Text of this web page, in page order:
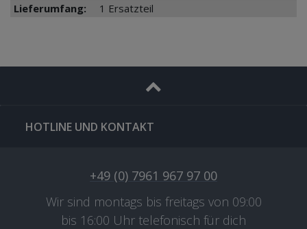
Lieferumfang:
1 Ersatzteil
HOTLINE UND KONTAKT
+49 (0) 7961 967 97 00
Wir sind montags bis freitags von 09:00
bis 16:00 Uhr telefonisch für dich